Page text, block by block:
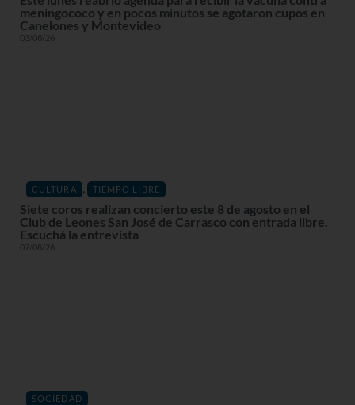
meningococo y en pocos minutos se agotaron cupos en
Canelones y Montevideo
03/08/26
CULTURA , TIEMPO LIBRE
Siete coros realizan concierto este 8 de agosto en el
Club de Leones San José de Carrasco con entrada libre.
Escuchá la entrevista
07/08/26
SOCIEDAD